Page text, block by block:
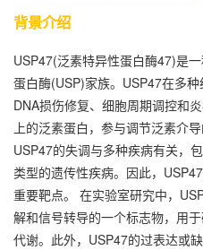
背景介绍
USP47(泛素特异性蛋白酶47)是
蛋白酶(USP)家族。USP47在多
DNA损伤修复、细胞周期调控和
上的泛素蛋白，参与调节泛素介
USP47的失调与多种疾病有关，
类型的遗传性疾病。因此，
重要靶点。 在实验室研究中，
解和信号转导的一个标志物，用
代谢。此外，USP47的过表达或